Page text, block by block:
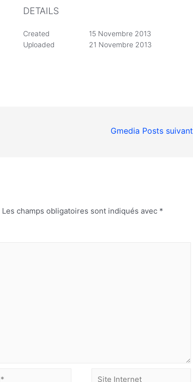
DETAILS
Created
15 Novembre 2013
Uploaded
21 Novembre 2013
Gmedia Posts suivant
Les champs obligatoires sont indiqués avec *